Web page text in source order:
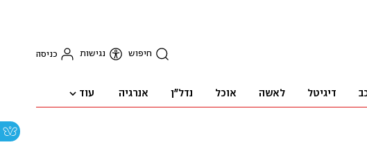
חיפוש נגישות כניסה
דיגיטל לאשה אוכל נדל"ן אנרגיה עוד